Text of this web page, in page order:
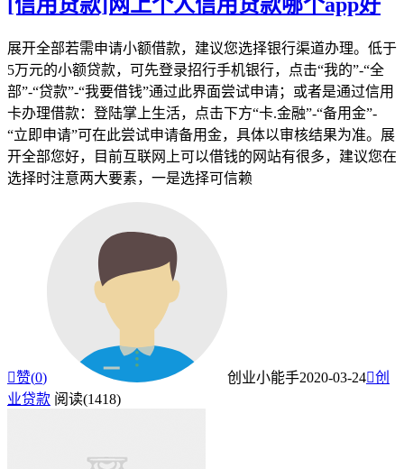
展开全部若需申请小额借款，建议您选择银行渠道办理。低于
5万元的小额贷款，可先登录招行手机银行，点击“我的”-“全
部”-“贷款”-“我要借钱”通过此界面尝试申请；或者是通过信用
卡办理借款：登陆掌上生活，点击下方“卡.金融”-“备用金”-
“立即申请”可在此尝试申请备用金，具体以审核结果为准。展
开全部您好，目前互联网上可以借钱的网站有很多，建议您在
选择时注意两大要素，一是选择可信赖
赞(0) 创业小能手2020-03-24创
业贷款 阅读(1418)